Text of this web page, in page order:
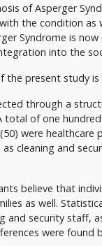
των
τις αντιλήψεις
of Asperger
the condition as
Syndrome is
into the
the present study
through a
of one
were healthcare
as cleaning and
believe that
as well.
and security
were found